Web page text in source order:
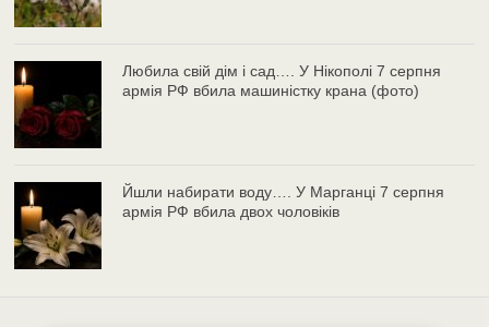
Любила свій дім і сад…. У Нікополі 7 серпня
армія РФ вбила машиністку крана (фото)
Йшли набирати воду…. У Марганці 7 серпня
армія РФ вбила двох чоловіків